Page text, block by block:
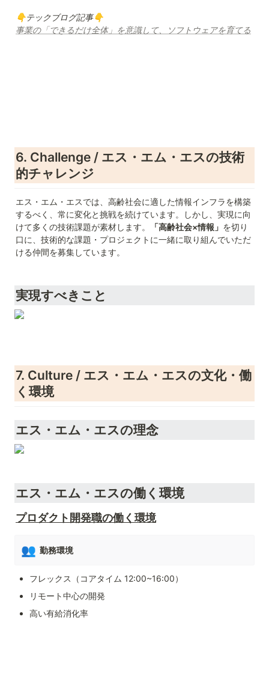
事業の「できるだけ全体」を意識して、ソフトウェアを育てる
6. Challenge / エス・エム・エスの技術
的チャレンジ
エス・エム・エスでは、高齢社会に適した情報インフラを構築
するべく、常に変化と挑戦を続けています。しかし、実現に向
けて多くの技術課題が素材します。
「高齢社会×情報」 を切り
口に、技術的な課題・プロジェクトに一緒に取り組んでいただ
ける仲間を募集しています。
実現すべきこと
7. Culture / エス・エム・エスの文化・働
く環境
エス・エム・エスの理念
エス・エム・エスの働く環境
プロダクト開発職の働く環境
👥 勤務環境
フレックス（コアタイム 12:00~16:00）
リモート中心の開発
高い有給消化率